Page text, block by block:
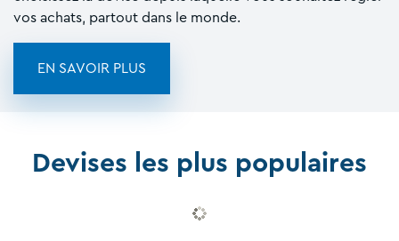
vos achats, partout dans le monde.
EN SAVOIR PLUS
Devises les plus populaires